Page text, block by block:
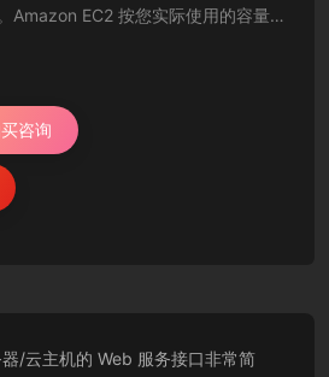
Amazon EC2 按您实际使用的容量收
恢复应用程序以及排除常见故障情况
咨询
/云主机的 Web 服务接口非常简